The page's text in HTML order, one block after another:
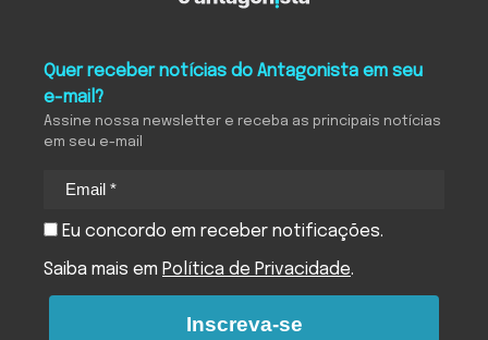
Quer receber notícias do Antagonista em seu
e-mail?
Assine nossa newsletter e receba as principais notícias
em seu e-mail
Eu concordo em receber notificações.
Saiba mais em Política de Privacidade.
Inscreva-se